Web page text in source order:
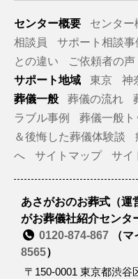
センター概要 センター
相談員
サポート相談事
との違い
ご依頼者の声
サポート地域
東京 神
葬儀一般
葬儀の流れ
ラブル事例
葬儀一般ト
＆後悔した葬儀体験談
へ
サイトマップ サイ
あさがおのお葬式（
がお葬儀社紹介センタ
0120-874-867 （
8565）
〒150-0001 東京都渋